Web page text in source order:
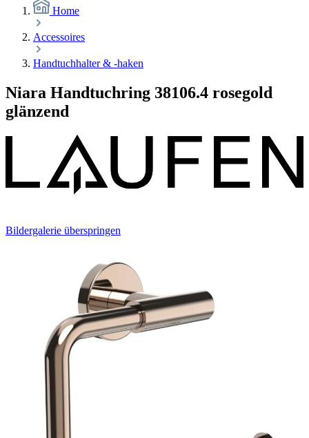
Home
Accessoires
Handtuchhalter & -haken
Niara Handtuchring 38106.4 rosegold
glänzend
Bildergalerie überspringen